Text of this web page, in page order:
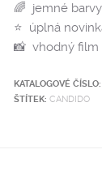
🌈 jemné
⭐️ úplná
📸 vhodný film
KATALOGOVÉ ČÍSLO:
ŠTÍTEK: CANDIDO